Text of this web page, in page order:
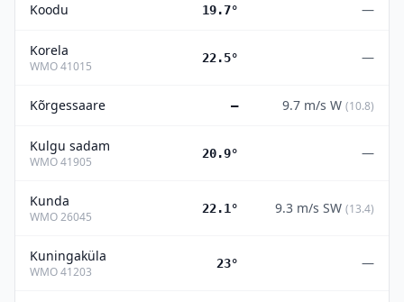
Koodu 19.7° —
Korela
WMO41015
22.5° —
Kõrgessaare — 9.7 m/s W (10.8)
Kulgu sadam
WMO41905
20.9° —
Kunda
WMO26045
22.1° 9.3 m/s SW (13.4)
Kuningaküla
WMO41203
23° —